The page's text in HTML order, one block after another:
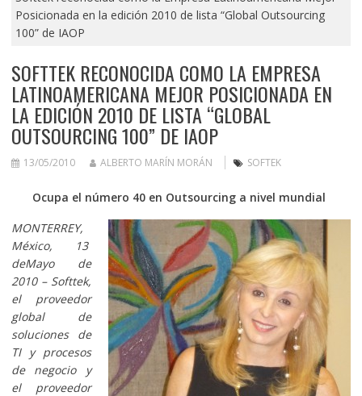
Posicionada en la edición 2010 de lista “Global Outsourcing
100” de IAOP
SOFTTEK RECONOCIDA COMO LA EMPRESA
LATINOAMERICANA MEJOR POSICIONADA EN
LA EDICIÓN 2010 DE LISTA “GLOBAL
OUTSOURCING 100” DE IAOP
13/05/2010 ALBERTO MARÍN MORÁN SOFTEK
Ocupa el número 40 en Outsourcing a nivel mundial
MONTERREY,
México, 13
deMayo de
2010 – Softtek,
el proveedor
global de
soluciones de
TI y procesos
de negocio y
el proveedor